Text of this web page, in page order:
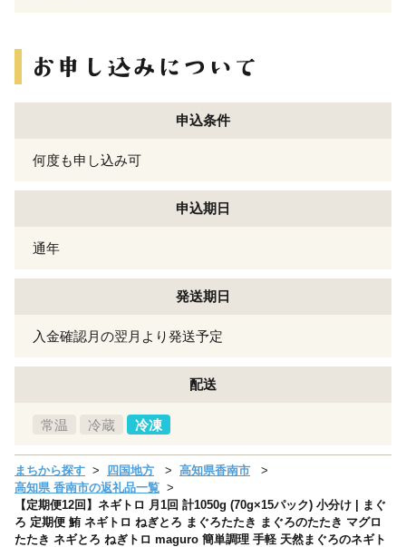
申込条件
何度も申し込み可
申込期日
通年
発送期日
入金確認月の翌月より発送予定
配送
常温 冷蔵 冷凍
まちから探す 四国地方
高知県香南市
高知県 香南市の返礼品一覧
【定期便12回】ネギトロ 月1回 計1050g (70g×15パック) 小分け | まぐ
ろ 定期便 鮪 ネギトロ ねぎとろ まぐろたたき まぐろのたたき マグロ
たたき ネギとろ ねぎトロ maguro 簡単調理 手軽 天然まぐろのネギト